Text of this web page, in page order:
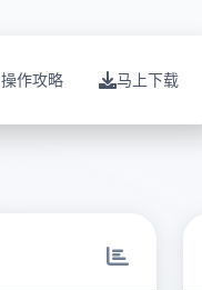
操作攻略 马上下载